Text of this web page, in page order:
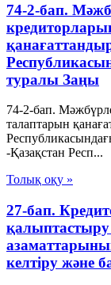
74-2-бап.
туралы Заңы
74-2-бап.
талаптарын
-Қазақстан Респ...
Толық оқу »
27-бап.
қалыптастыру
келтіру және